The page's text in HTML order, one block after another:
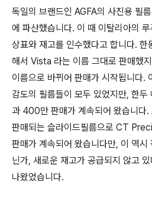
독일의 브랜드인 AGFA의 사진용 필
에 파산했습니다. 이 때 이탈리아의
상표와 재고를 인수했다고 합니다. 한
해서 Vista 라는 이름 그대로 판매했
이름으로 바뀌어 판매가 시작됩니
감도의 필름들이 모두 있었지만, 한
과 400만 판매가 계속되어 왔습니다
판매되는 슬라이드필름으로 CT
판매가 계속되어 왔습니다만, 이 역
닌가, 새로운 재고가 공급되지 않고
나왔었습니다.